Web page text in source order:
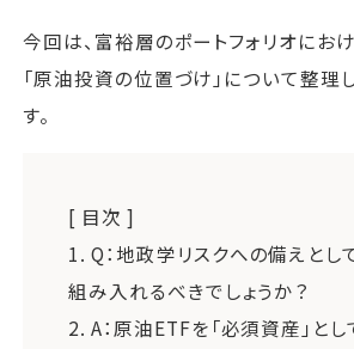
今回は、富裕層のポートフォリオにお
「原油投資の位置づけ」について整理
す。
[ 目次 ]
1. Q：地政学リスクへの備えとし
組み入れるべきでしょうか？
2. A：原油ETFを「必須資産」と